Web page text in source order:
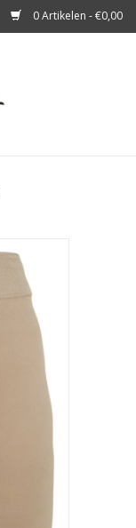
0 Artikelen - €0,00